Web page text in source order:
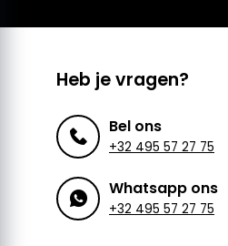
Heb je vragen?
Bel ons
+32 495 57 27 75
Whatsapp ons
+32 495 57 27 75